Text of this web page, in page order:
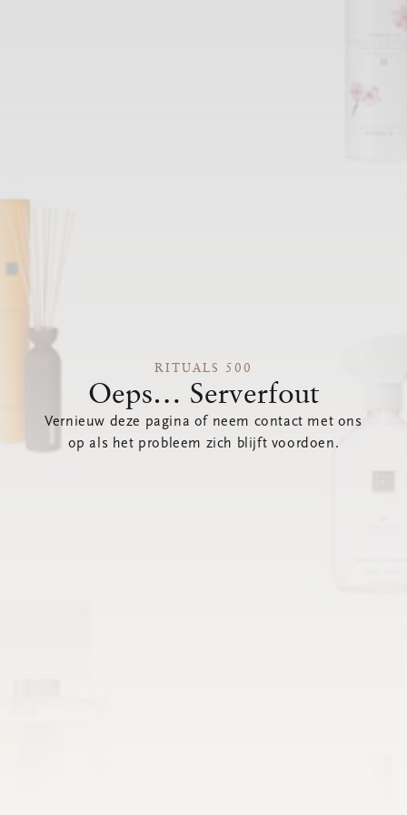
RITUALS 500
Oeps… Serverfout
Vernieuw deze pagina of neem contact met ons
op als het probleem zich blijft voordoen.